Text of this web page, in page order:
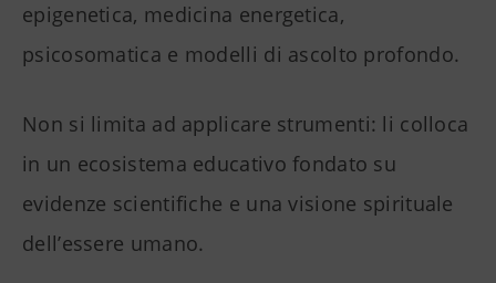
epigenetica, medicina energetica,
psicosomatica e modelli di ascolto profondo.
Non si limita ad applicare strumenti: li colloca
in un ecosistema educativo fondato su
evidenze scientifiche e una visione spirituale
dell’essere umano.